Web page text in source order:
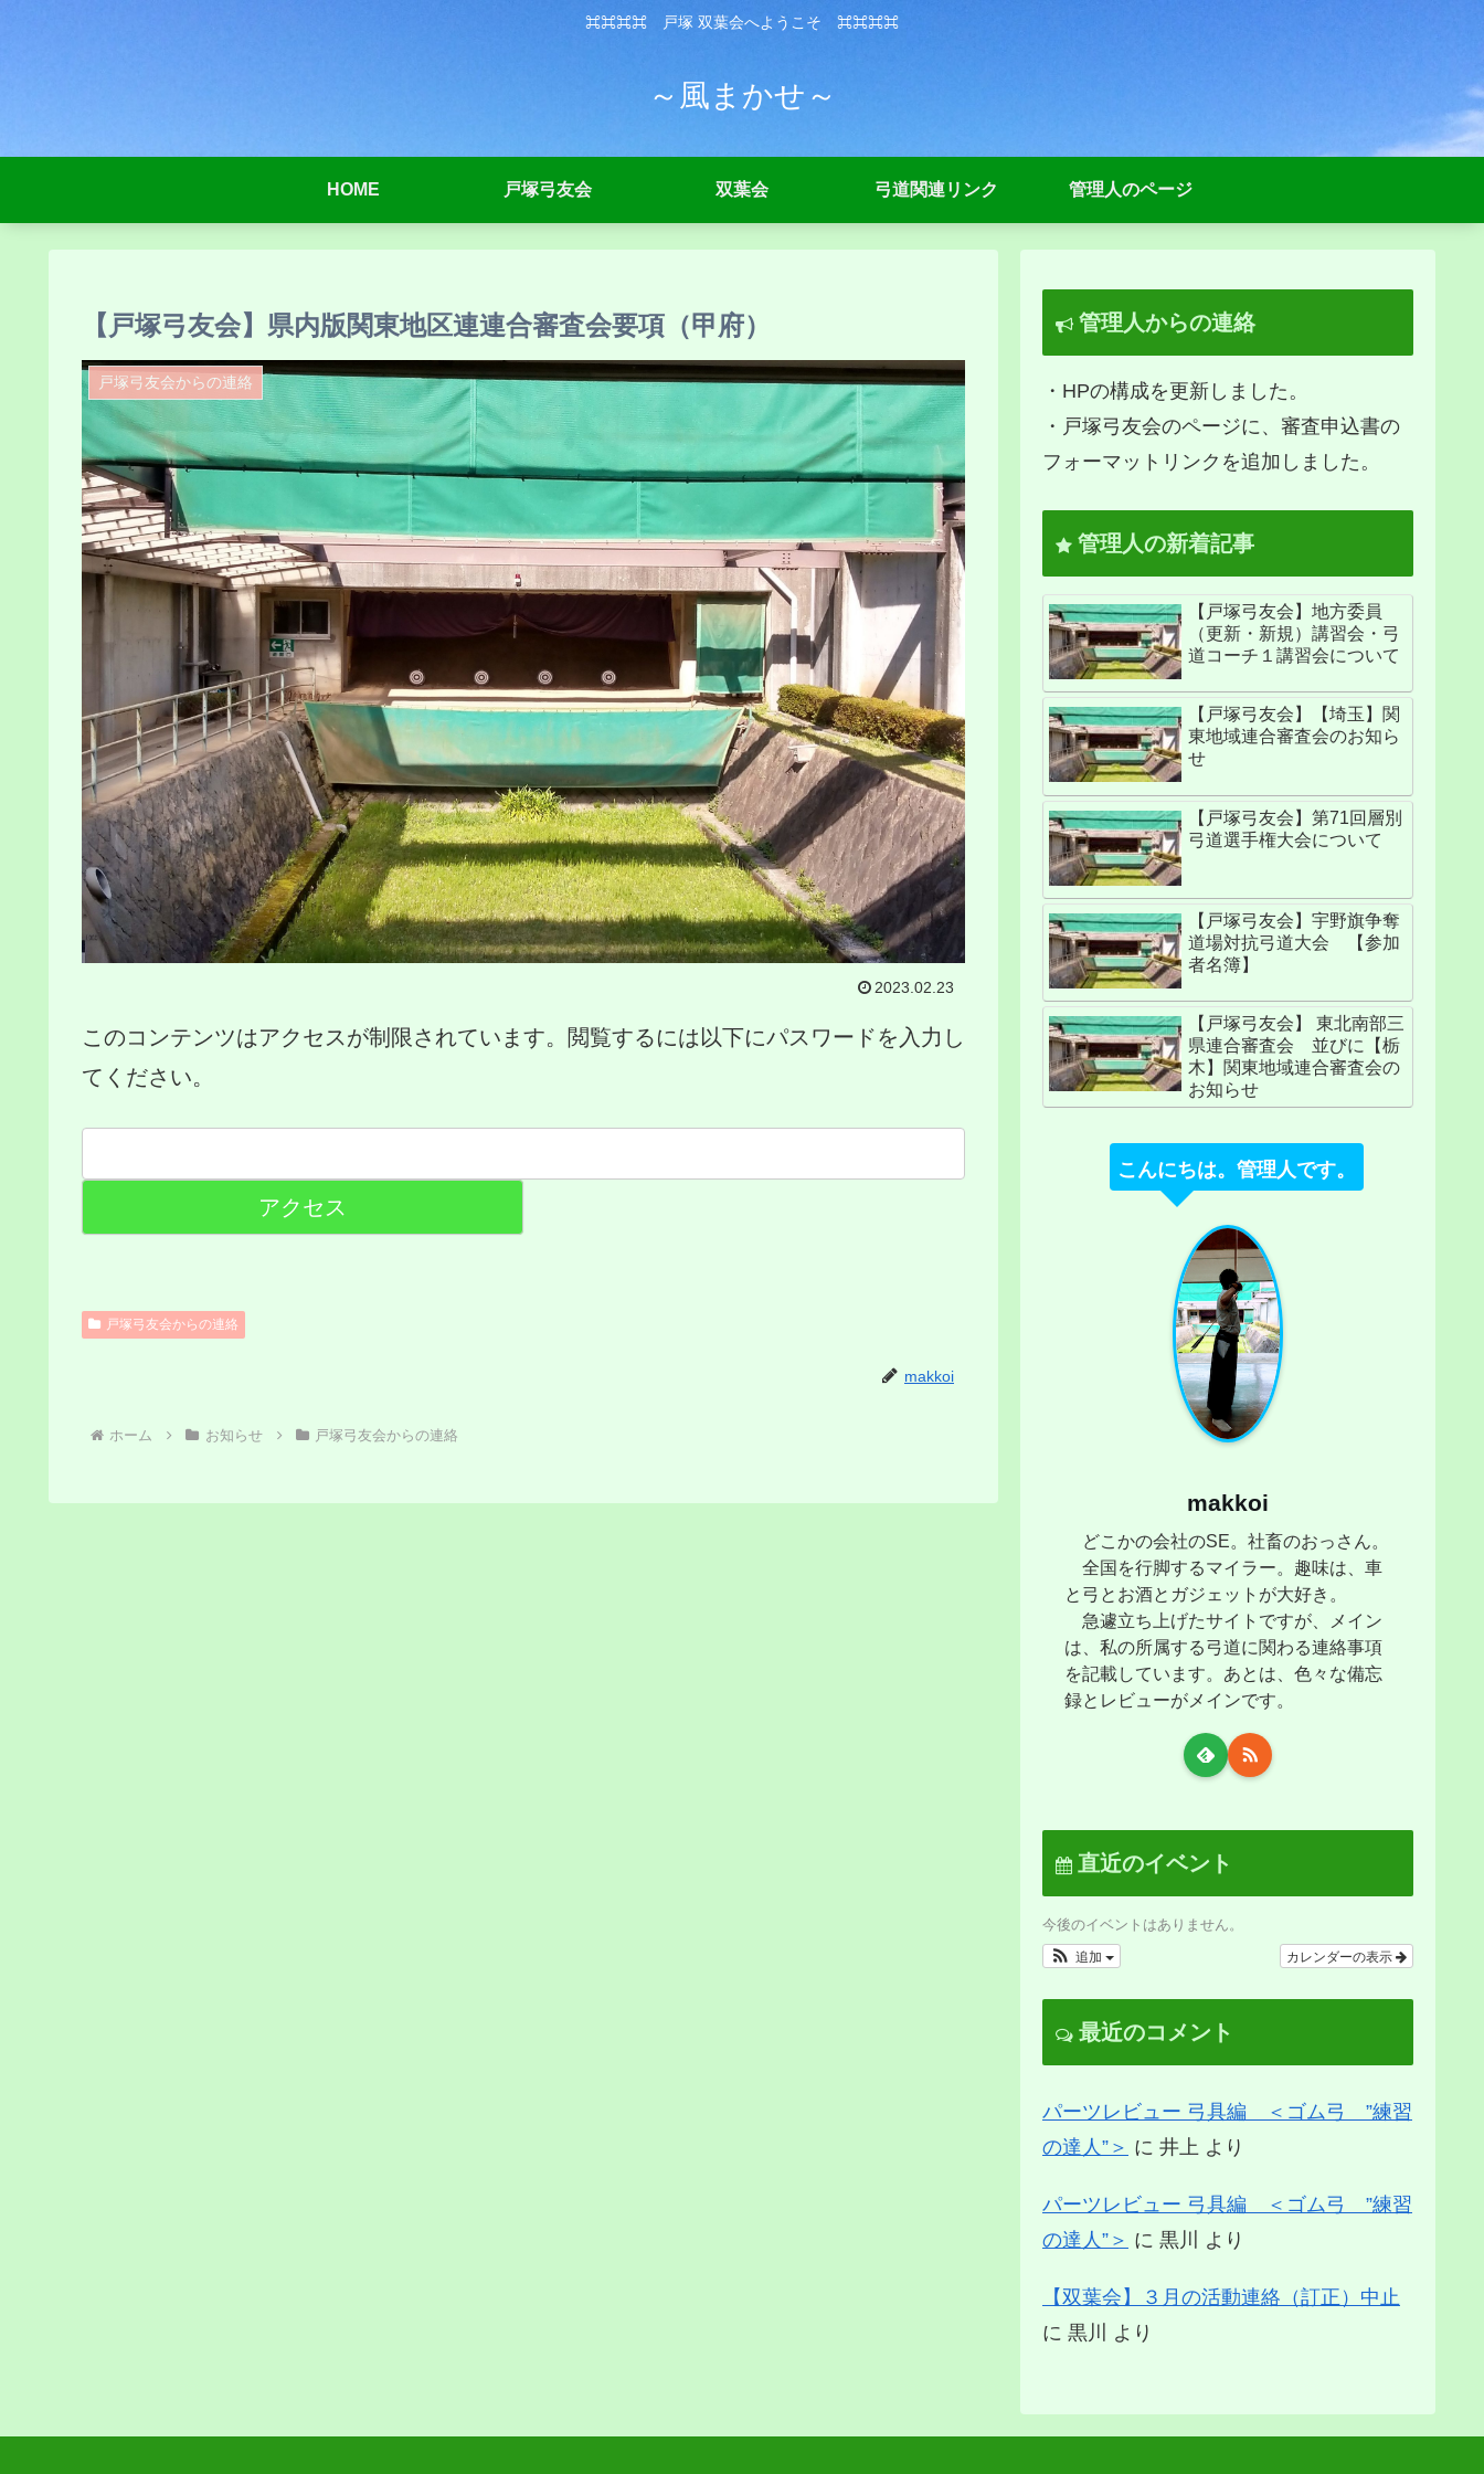
⌘⌘⌘⌘ 戸塚 双葉会へようこそ ⌘⌘⌘⌘
～風まかせ～
HOME 戸塚弓友会 双葉会 弓道関連リンク 管理人のページ
【戸塚弓友会】県内版関東地区連連合審査会要項（甲府）
戸塚弓友会からの連絡
2023.02.23
このコンテンツはアクセスが制限されています。閲覧するには以下にパスワードを入力し
てください。
戸塚弓友会からの連絡
makkoi
ホーム お知らせ 戸塚弓友会からの連絡
管理人からの連絡
・HPの構成を更新しました。
・戸塚弓友会のページに、審査申込書の
フォーマットリンクを追加しました。
管理人の新着記事
【戸塚弓友会】地方委員
（更新・新規）講習会・弓
道コーチ１講習会について
【戸塚弓友会】【埼玉】関
東地域連合審査会のお知ら
せ
【戸塚弓友会】第71回層別
弓道選手権大会について
【戸塚弓友会】宇野旗争奪
道場対抗弓道大会 【参加
者名簿】
【戸塚弓友会】 東北南部三
県連合審査会 並びに【栃
木】関東地域連合審査会の
お知らせ
こんにちは。管理人です。
makkoi
どこかの会社のSE。社畜のおっさん。
全国を行脚するマイラー。趣味は、車
と弓とお酒とガジェットが大好き。
急遽立ち上げたサイトですが、メイン
は、私の所属する弓道に関わる連絡事項
を記載しています。あとは、色々な備忘
録とレビューがメインです。
直近のイベント
今後のイベントはありません。
カレンダーの表示
追加
最近のコメント
パーツレビュー 弓具編 ＜ゴム弓 ”練習
の達人”＞ に 井上 より
パーツレビュー 弓具編 ＜ゴム弓 ”練習
の達人”＞ に 黒川 より
【双葉会】３月の活動連絡（訂正）中止
に 黒川 より